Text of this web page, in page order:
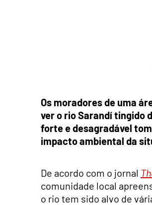
Os moradores de uma
ver o rio Sarandí tingido
forte e desagradável
impacto ambiental da
De acordo com o jornal
comunidade local
o rio tem sido alvo de